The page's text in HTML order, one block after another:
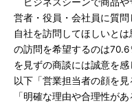
営者・役員・会社員に質
自社を訪問してほしいと
の訪問を希望するのは
を見ずの商談には誠意を
以下「営業担当者の顔を見
「明確な理由や合理性が